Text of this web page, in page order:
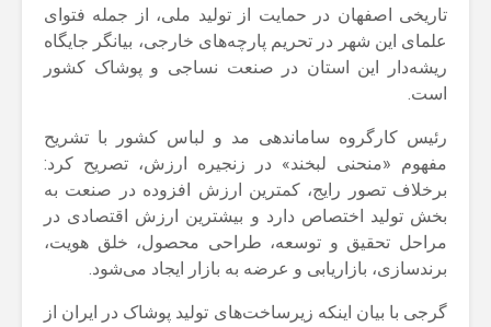
تاریخی اصفهان در حمایت از تولید ملی، از جمله فتوای
علمای این شهر در تحریم پارچه‌های خارجی، بیانگر جایگاه
ریشه‌دار این استان در صنعت نساجی و پوشاک کشور
است.
رئیس کارگروه ساماندهی مد و لباس کشور با تشریح
مفهوم «منحنی لبخند» در زنجیره ارزش، تصریح کرد:
برخلاف تصور رایج، کمترین ارزش افزوده در صنعت به
بخش تولید اختصاص دارد و بیشترین ارزش اقتصادی در
مراحل تحقیق و توسعه، طراحی محصول، خلق هویت،
برندسازی، بازاریابی و عرضه به بازار ایجاد می‌شود.
گرجی با بیان اینکه زیرساخت‌های تولید پوشاک در ایران از